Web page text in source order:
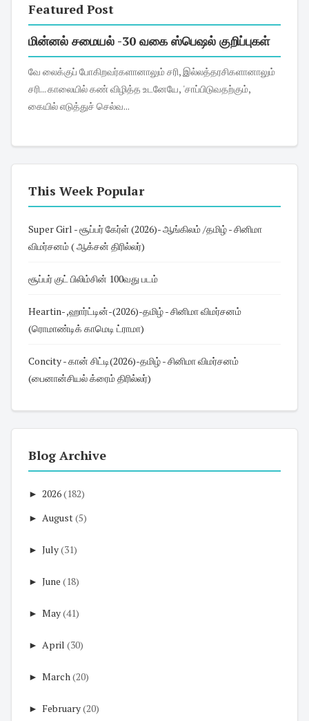
Featured Post
மின்னல் சமையல் -30 வகை ஸ்பெஷல் குறிப்புகள்
வே லைக்குப் போகிறவர்களானாலும் சரி, இல்லத்தரசிகளானாலும்
சரி... காலையில் கண் விழித்த உடனேயே, 'சாப்பிடுவதற்கும்,
கையில் எடுத்துச் செல்வ...
This Week Popular
Super Girl - சூப்பர் கேர்ள் (2026)- ஆங்கிலம் /தமிழ் - சினிமா
விமர்சனம் ( ஆக்சன் திரில்லர்)
சூப்பர் குட் பிலிம்சின் 100வது படம்
Heartin- ,ஹார்ட்டின்-(2026)-தமிழ் - சினிமா விமர்சனம்
(ரொமாண்டிக் காமெடி ட்ராமா)
Concity - கான் சிட்டி(2026)-தமிழ் - சினிமா விமர்சனம்
(பைனான்சியல் க்ரைம் திரில்லர்)
Blog Archive
► 2026(182)
► August(5)
► July(31)
► June (18)
► May(41)
► April (30)
► March(20)
► February(20)